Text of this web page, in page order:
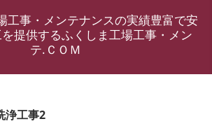
工事・メンテナンスの実績豊富で安
提供するふくしま工場工事・メン
テ.ＣＯＭ
浄工事2